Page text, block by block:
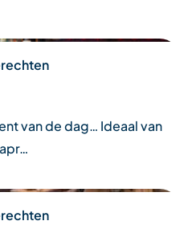
van de dag… Ideaal van